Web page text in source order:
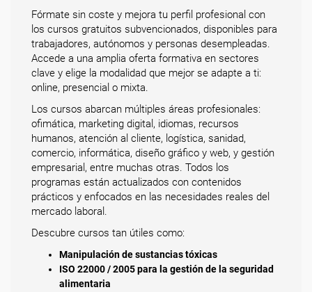
Fórmate sin coste y mejora tu perfil profesional con
los cursos gratuitos subvencionados, disponibles para
trabajadores, autónomos y personas desempleadas.
Accede a una amplia oferta formativa en sectores
clave y elige la modalidad que mejor se adapte a ti:
online, presencial o mixta.
Los cursos abarcan múltiples áreas profesionales:
ofimática, marketing digital, idiomas, recursos
humanos, atención al cliente, logística, sanidad,
comercio, informática, diseño gráfico y web, y gestión
empresarial, entre muchas otras. Todos los
programas están actualizados con contenidos
prácticos y enfocados en las necesidades reales del
mercado laboral.
Descubre cursos tan útiles como:
Manipulación de sustancias tóxicas
ISO 22000 / 2005 para la gestión de la seguridad
alimentaria